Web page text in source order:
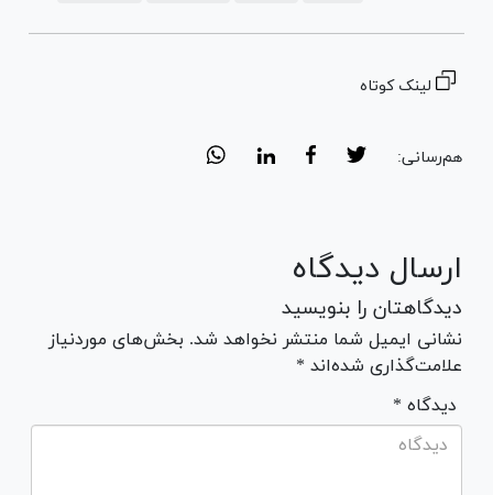
لینک کوتاه
هم‌رسانی:
ارسال دیدگاه
دیدگاهتان را بنویسید
نشانی ایمیل شما منتشر نخواهد شد. بخش‌های موردنیاز
علامت‌گذاری شده‌اند *
* دیدگاه